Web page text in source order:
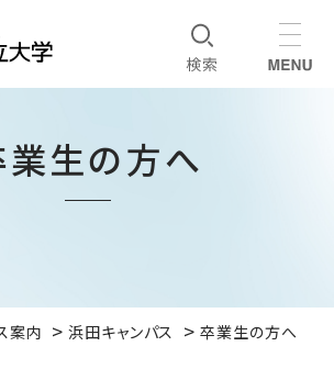
業生の方へ
案内 浜田キャンパス 卒業生の方へ